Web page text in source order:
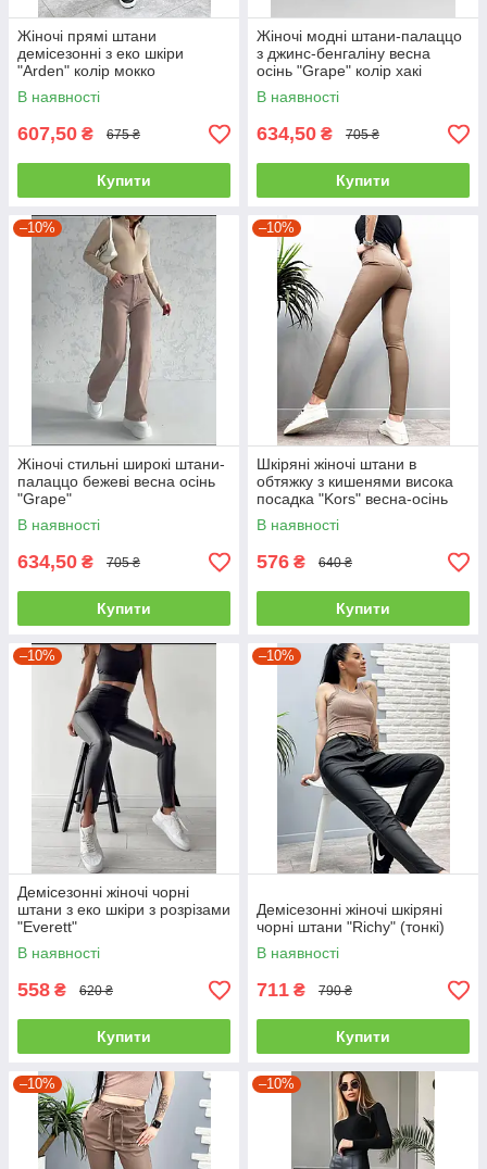
Жіночі прямі штани
демісезонні з еко шкіри
"Arden" колір мокко
В наявності
607,50 ₴ 675 ₴
Купити
Жіночі модні штани-палаццо
з джинс-бенгаліну весна
осінь "Grape" колір хакі
В наявності
634,50 ₴ 705 ₴
Купити
–10%
Жіночі стильні широкі штани-
палаццо бежеві весна осінь
"Grape"
В наявності
634,50 ₴ 705 ₴
Купити
–10%
Шкіряні жіночі штани в
обтяжку з кишенями висока
посадка "Kors" весна-осінь
(тонкі) колір мокко
В наявності
576 ₴ 640 ₴
Купити
–10%
Демісезонні жіночі чорні
штани з еко шкіри з розрізами
"Everett"
В наявності
558 ₴ 620 ₴
Купити
–10%
Демісезонні жіночі шкіряні
чорні штани "Richy" (тонкі)
В наявності
711 ₴ 790 ₴
Купити
–10% –10%